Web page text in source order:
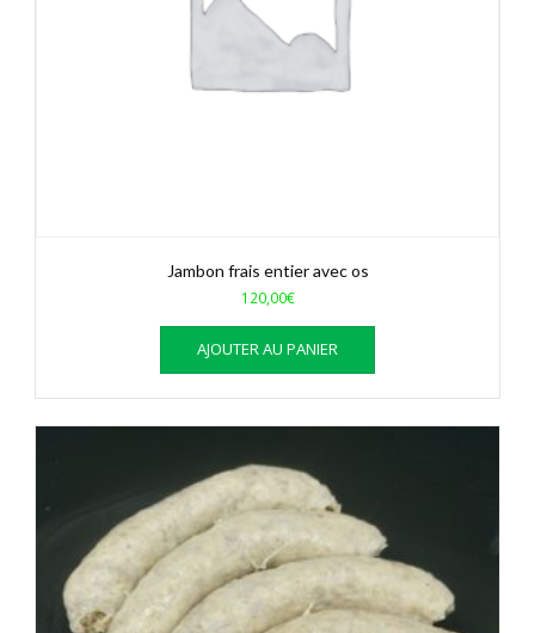
Jambon frais entier avec os
120,00€
AJOUTER AU PANIER